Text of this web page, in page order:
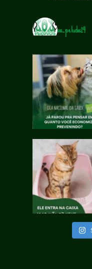
sos_peludos24